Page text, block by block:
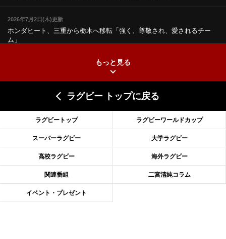
2026年7月2日(木)更新
ホンダヒート、三重から栃木へ移転「強く、尊敬され、愛されるチー
ム」
2026年6月18日(木)更新
滑川剛人レフリー、早過ぎる引退「27年W杯の主審、遠のいた夢」
2026年6月11日(木)更新
神戸、リーグワン初優勝の道のりデイブ・レニーHCの功績と財産
2026年6月4日(木)更新
“泣き虫先生”こと山口良治氏死去「信は力なり」骨太の教育方針
もっと見る
ラグビー トップに戻る
ラグビートップ ラグビーワールドカップ
スーパーラグビー 大学ラグビー
高校ラグビー 海外ラグビー
関連番組 二宮清純コラム
イベント・プレゼント